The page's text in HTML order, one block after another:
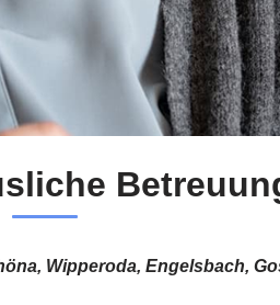
Wipperoda, Engelsbach,